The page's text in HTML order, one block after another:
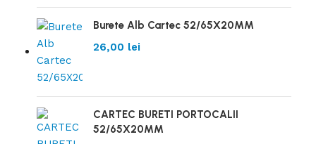
Burete Alb Cartec 52/65X20MM
26,00 lei
CARTEC BURETI PORTOCALII
52/65X20MM